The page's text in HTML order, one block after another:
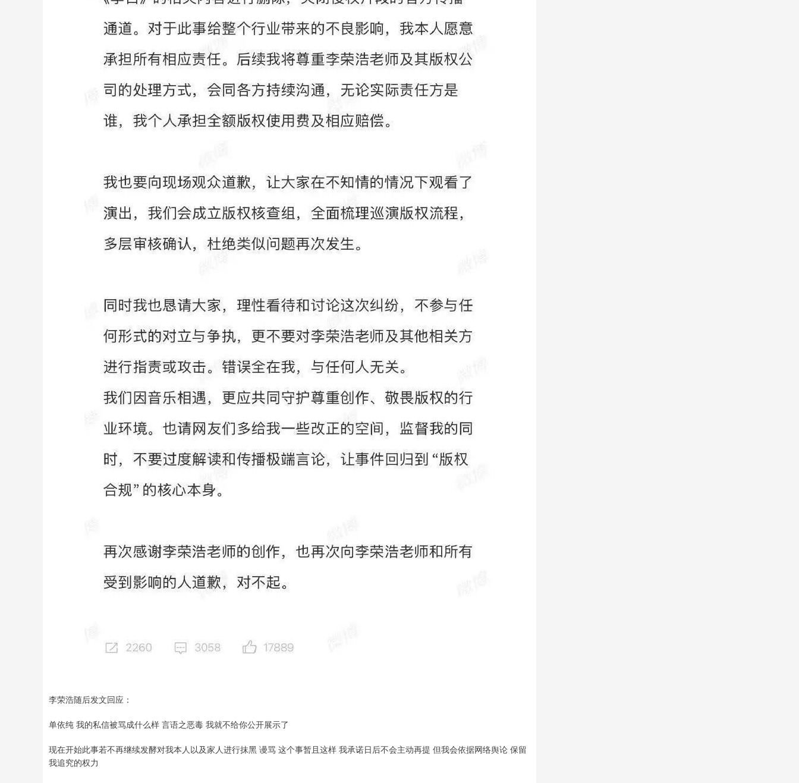
李荣浩随后发文回应：
单依纯 我的私信被骂成什么样 言语之恶毒 我就不给你公开展示了
现在开始此事若不再继续发酵对我本人以及家人进行抹黑 谩骂 这个事暂且这样 我承诺日后不会主动再提 但我会依据网络舆论 保留
我追究的权力